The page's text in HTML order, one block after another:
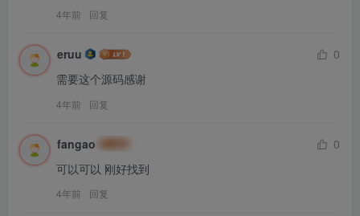
4年前 回复
eruu
0
需要这个源码感谢
4年前 回复
fangao
0
可以可以 刚好找到
4年前 回复